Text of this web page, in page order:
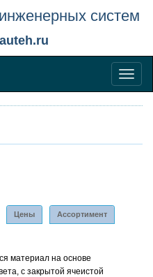
систем
Меню
Цены Ассортимент
материал на основе
с закрытой ячеистой